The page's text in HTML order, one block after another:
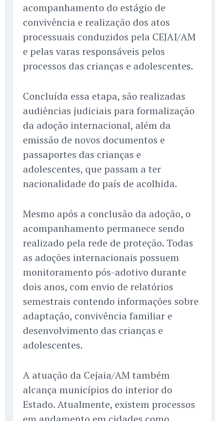
acompanhamento do estágio de
convivência e realização dos atos
processuais conduzidos pela CEJAI/AM
e pelas varas responsáveis pelos
processos das crianças e adolescentes.
Concluída essa etapa, são realizadas
audiências judiciais para formalização
da adoção internacional, além da
emissão de novos documentos e
passaportes das crianças e
adolescentes, que passam a ter
nacionalidade do país de acolhida.
Mesmo após a conclusão da adoção, o
acompanhamento permanece sendo
realizado pela rede de proteção. Todas
as adoções internacionais possuem
monitoramento pós-adotivo durante
dois anos, com envio de relatórios
semestrais contendo informações sobre
adaptação, convivência familiar e
desenvolvimento das crianças e
adolescentes.
A atuação da Cejaia/AM também
alcança municípios do interior do
Estado. Atualmente, existem processos